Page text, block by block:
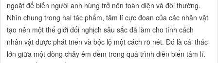
ngoặt để biến người anh hùng trở nên toàn diện và đời thường.
Nhìn chung trong hai tác phẩm, tâm lí cực đoan của các nhân vật
tạo nên một thế giới đối nghịch sâu sắc đã làm cho tính cách
nhân vật được phát triển và bộc lộ một cách rõ nét. Đó là cái thác
lớn giữa một dòng chảy êm đềm trong quá trình diễn biến tâm lí.